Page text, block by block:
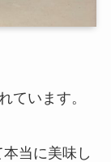
ています。
当に美味し